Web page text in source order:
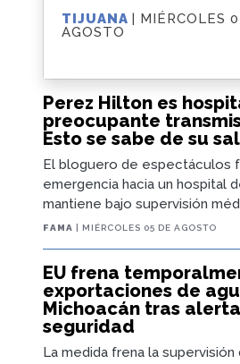
Perez Hilton es
preocupante
Esto se sabe de su
El bloguero de espectáculos
emergencia hacia un hospital
mantiene bajo supervisión
FAMA | MIÉRCOLES 05 DE AGOSTO
EU frena
exportaciones de
Michoacán tras
seguridad
La medida frena la supervisión
TIJUANA
| MIÉRCOLES
AGOSTO